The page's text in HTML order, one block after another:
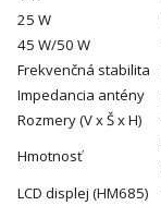
25 W
45 W/50 W
Frekvenčná stabilita
Impedancia antény
Rozmery (V x Š x H)
Hmotnosť
LCD displej (HM685)